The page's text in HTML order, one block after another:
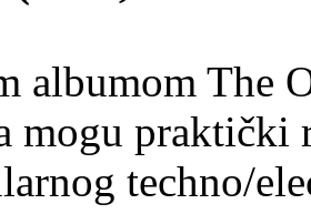
albumom The
mogu praktički
techno/